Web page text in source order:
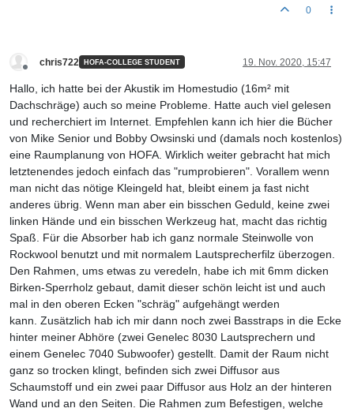
0
Offline
chris722 HOFA-COLLEGE STUDENT 19. Nov. 2020, 15:47
Hallo, ich hatte bei der Akustik im Homestudio (16m² mit
Dachschräge) auch so meine Probleme. Hatte auch viel gelesen
und recherchiert im Internet. Empfehlen kann ich hier die Bücher
von Mike Senior und Bobby Owsinski und (damals noch kostenlos)
eine Raumplanung von HOFA. Wirklich weiter gebracht hat mich
letztenendes jedoch einfach das "rumprobieren". Vorallem wenn
man nicht das nötige Kleingeld hat, bleibt einem ja fast nicht
anderes übrig. Wenn man aber ein bisschen Geduld, keine zwei
linken Hände und ein bisschen Werkzeug hat, macht das richtig
Spaß. Für die Absorber hab ich ganz normale Steinwolle von
Rockwool benutzt und mit normalem Lautsprecherfilz überzogen.
Den Rahmen, ums etwas zu veredeln, habe ich mit 6mm dicken
Birken-Sperrholz gebaut, damit dieser schön leicht ist und auch
mal in den oberen Ecken "schräg" aufgehängt werden
kann. Zusätzlich hab ich mir dann noch zwei Basstraps in die Ecke
hinter meiner Abhöre (zwei Genelec 8030 Lautsprechern und
einem Genelec 7040 Subwoofer) gestellt. Damit der Raum nicht
ganz so trocken klingt, befinden sich zwei Diffusor aus
Schaumstoff und ein zwei paar Diffusor aus Holz an der hinteren
Wand und an den Seiten. Die Rahmen zum Befestigen, welche